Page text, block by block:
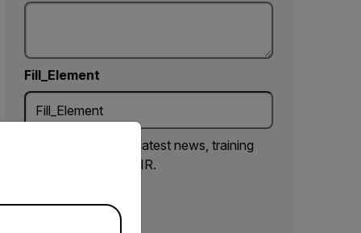
Fill_Element
Yes, email me the latest news, training
and deals from FLIR.
ENVIAR
version of our website.